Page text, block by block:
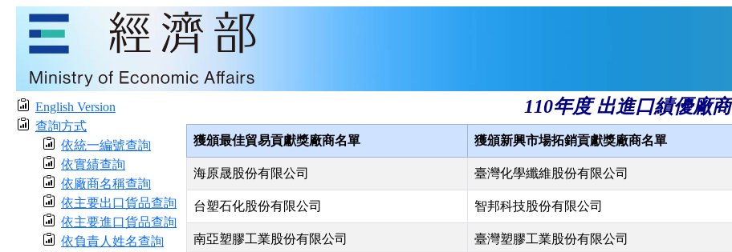
English Version
查詢方式
依統一編號查詢
依實績查詢
依廠商名稱查詢
依主要出口貨品查詢
依主要進口貨品查詢
依負責人姓名查詢
110年度 出進口績優廠商
獲頒最佳貿易貢獻獎廠商名單 獲頒新興市場拓銷貢獻獎廠商名單
海原晟股份有限公司 臺灣化學纖維股份有限公司
台塑石化股份有限公司 智邦科技股份有限公司
南亞塑膠工業股份有限公司 臺灣塑膠工業股份有限公司